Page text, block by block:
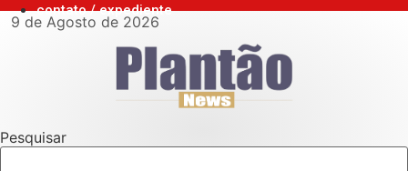
contato / expediente
9 de Agosto de 2026
Pesquisar